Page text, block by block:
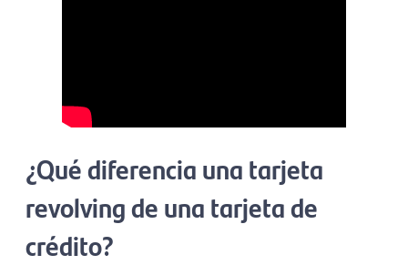
¿Qué diferencia una tarjeta
revolving de una tarjeta de
crédito?